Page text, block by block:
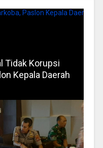
Tidak Korupsi
Kepala Daerah